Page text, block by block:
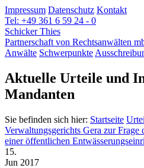
Impressum Datenschutz Kontakt
Tel: +49 361 6 59 24 - 0
Schicker Thies
Partnerschaft von Rechtsanwälten
Anwälte Schwerpunkte
Aktuelle Urteile und
Mandanten
Sie befinden sich hier: Startseite
Verwaltungsgerichts Gera zur
einer öffentlichen
15.
Jun 2017